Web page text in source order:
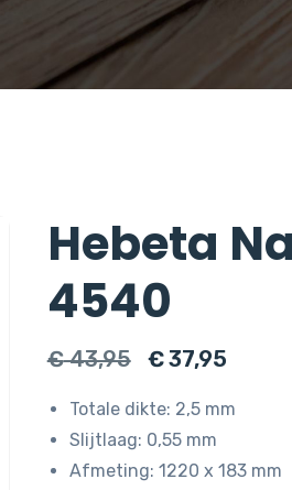
Hebeta
4540
€43,95
Oorspronkelijke
was:
€ 43,95.
€37,95Huidige
€
Totale dikte: 2,5 mm
Slijtlaag: 0,55 mm
Afmeting: 1220 x 183 mm